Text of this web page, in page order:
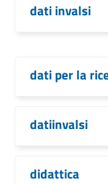
dati invalsi
dati per la
datiinvalsi
didattica